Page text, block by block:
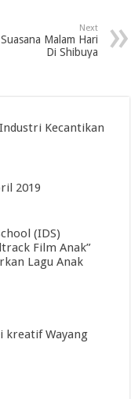
Next
Malam Hari
Di Shibuya
Kecantikan
2019
(IDS)
Film Anak”
Lagu Anak
kreatif Wayang